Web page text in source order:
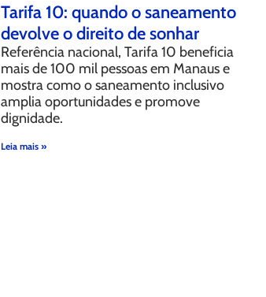
Tarifa 10: quando o saneamento
devolve o direito de sonhar
Referência nacional, Tarifa 10 beneficia
mais de 100 mil pessoas em Manaus e
mostra como o saneamento inclusivo
amplia oportunidades e promove
dignidade.
Leia mais »